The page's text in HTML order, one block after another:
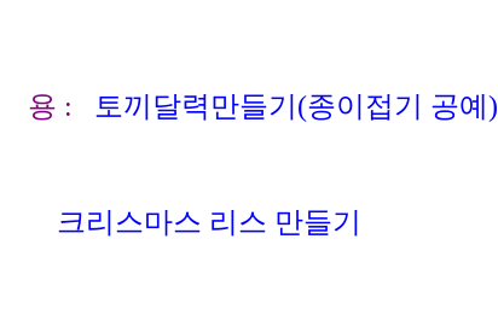
: 토끼달력만들기(종이접기 공예)
마스 리스 만들기